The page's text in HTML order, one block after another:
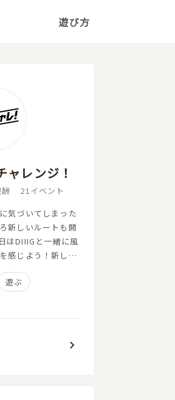
遊び方
ャレンジ！
21イベント
気づいてしまった
新しいルートも開
はDIIIGと一緒に風
感じよう！新しい
とは違ったスピー
湿り気。時には立
遊ぶ